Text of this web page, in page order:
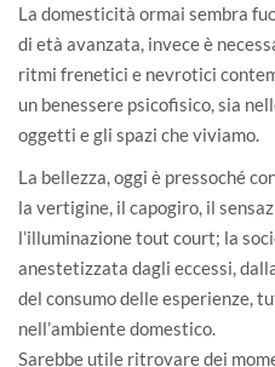
La domesticità ormai sembra
di età avanzata, invece è
ritmi frenetici e nevrotici
un benessere psicofisico, sia
oggetti e gli spazi che viviamo.
La bellezza, oggi è pressoché
la vertigine, il capogiro, il
l’illuminazione tout court; la
anestetizzata dagli eccessi,
del consumo delle esperienze,
nell’ambiente domestico.
Sarebbe utile ritrovare dei